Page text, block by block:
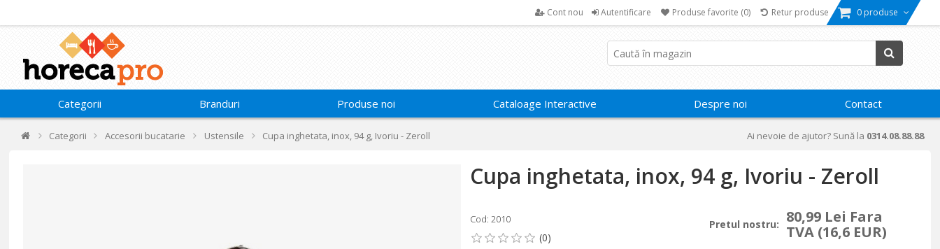
Cont nou Autentificare Produse favorite (0) Retur produse 0 produse
Categorii Branduri Produse noi Cataloage Interactive Despre noi Contact
Categorii Accesorii bucatarie Ustensile Cupa inghetata, inox, 94 g, Ivoriu - Zeroll Ai nevoie de ajutor? Sună la 0314.08.88.88
Cupa inghetata, inox, 94 g, Ivoriu - Zeroll
Cod: 2010 Pretul nostru:
80,99 Lei Fara
TVA (16,6 EUR)